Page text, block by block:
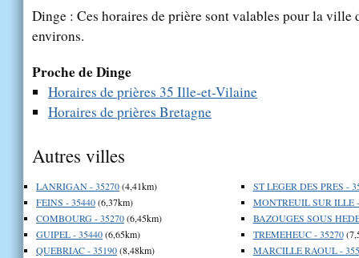
Dinge : Ces horaires de prière sont valables pour la ville
environs.
Proche de Dinge
Horaires de prières 35 Ille-et-Vilaine
Horaires de prières Bretagne
Autres villes
LANRIGAN - 35270(4,41km)
FEINS - 35440(6,37km)
COMBOURG - 35270(6,45km)
GUIPEL - 35440(6,65km)
QUEBRIAC - 35190(8,48km)
ST LEGER DES PRES -
MONTREUIL SUR ILLE
BAZOUGES SOUS
TREMEHEUC - 35270
MARCILLE RAOUL -